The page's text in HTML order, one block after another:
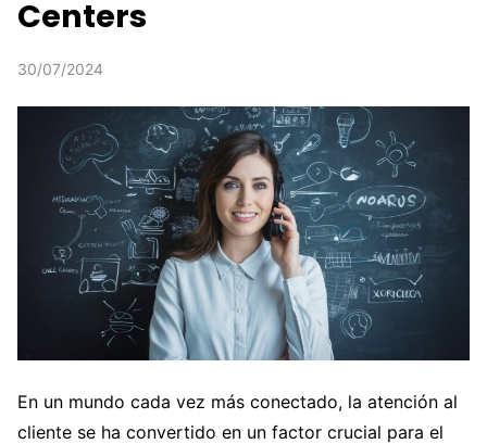
Centers
30/07/2024
En un mundo cada vez más conectado, la atención al
cliente se ha convertido en un factor crucial para el